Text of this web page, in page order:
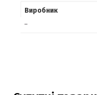
Виробник
–